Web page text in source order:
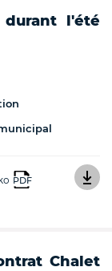
durant l'été
PDF
Chalet